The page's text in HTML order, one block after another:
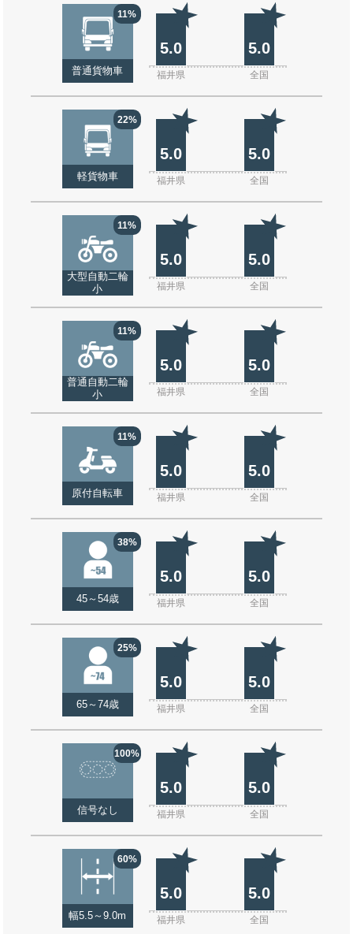
11%
普通貨物車
5.0 5.0
福井県 全国
22%
軽貨物車
5.0 5.0
福井県 全国
11%
大型自動二輪
小
5.0 5.0
福井県 全国
11%
普通自動二輪
小
5.0 5.0
福井県 全国
11%
原付自転車
5.0 5.0
福井県 全国
38%
45～54歳
5.0 5.0
福井県 全国
25%
65～74歳
5.0 5.0
福井県 全国
100%
信号なし
5.0 5.0
福井県 全国
60%
幅5.5～9.0m
5.0 5.0
福井県 全国